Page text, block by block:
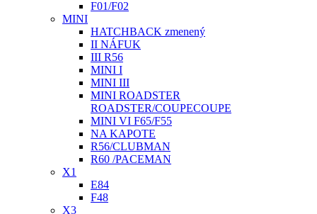
F01/F02
MINI
HATCHBACK zmenený
II NÁFUK
III R56
MINI I
MINI III
MINI ROADSTER
ROADSTER/COUPECOUPE
MINI VI F65/F55
NA KAPOTE
R56/CLUBMAN
R60 /PACEMAN
X1
E84
F48
X3